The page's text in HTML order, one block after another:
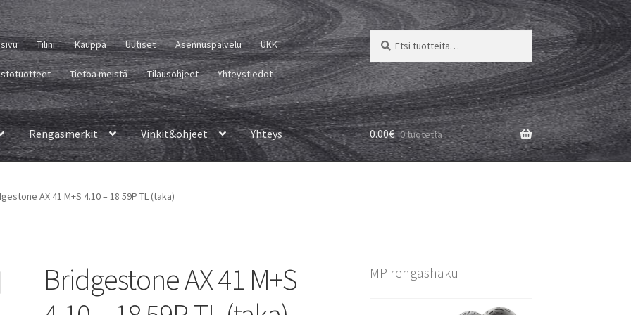
Tilini Kauppa Uutiset Asennuspalvelu UKK
Tietoa meistä Tilausohjeet Yhteystiedot
Etsi:
Haku
Rengasmerkit Vinkit&ohjeet Yhteys 0.00€ 0 tuotetta
AX 41 M+S 4.10 – 18 59P TL (taka)
Bridgestone AX 41 M+S
MP rengashaku